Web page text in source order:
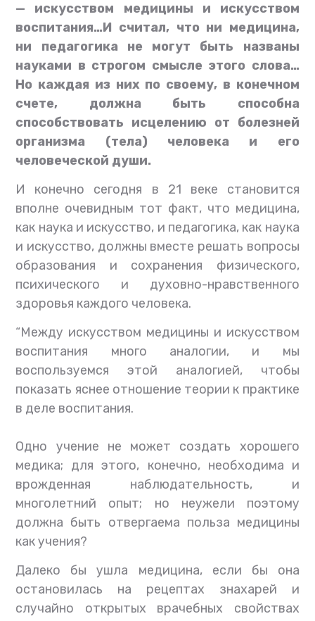
— искусством медицины и искусством
воспитания…И считал, что ни медицина,
ни педагогика не могут быть названы
науками в строгом смысле этого слова…
Но каждая из них по своему, в конечном
счете, должна быть способна
способствовать исцелению от болезней
организма (тела) человека и его
человеческой души.
И конечно сегодня в 21 веке становится
вполне очевидным тот факт, что медицина,
как наука и искусство, и педагогика, как наука
и искусство, должны вместе решать вопросы
образования и сохранения физического,
психического и духовно-нравственного
здоровья каждого человека.
“Между искусством медицины и искусством
воспитания много аналогии, и мы
воспользуемся этой аналогией, чтобы
показать яснее отношение теории к практике
в деле воспитания.
Одно учение не может создать хорошего
медика; для этого, конечно, необходима и
врожденная наблюдательность, и
многолетний опыт; но неужели поэтому
должна быть отвергаема польза медицины
как учения?
Далеко бы ушла медицина, если бы она
остановилась на рецептах знахарей и
случайно открытых врачебных свойствах